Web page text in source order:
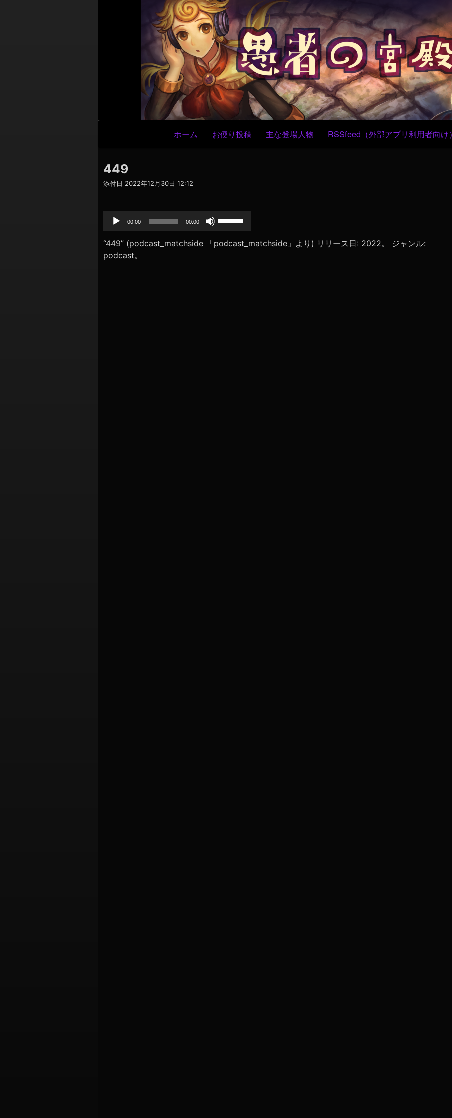
ン
テ
ン
ツ
へ
ス
キ
ッ
プ
ナ
ビ
シ
ョ
ン
ホーム お便り投稿 主な登場人物 RSSfeed（外部アプリ利用者向け）
449
添付日 2022年12月30日 12:12
声
レ
ー
ー
00:00 00:00
リ
ー
“449” (podcast_matchside 「podcast_matchside」より) リリース日: 2022。 ジャンル:
podcast。